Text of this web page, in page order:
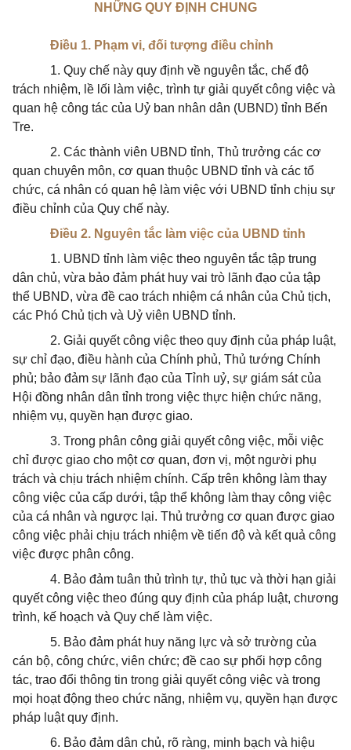
NHỮNG QUY ĐỊNH CHUNG
Điều 1. Phạm vi, đối tượng điều chỉnh
1. Quy chế này quy định về nguyên tắc, chế độ
trách nhiệm, lề lối làm việc, trình tự giải quyết công việc và
quan hệ công tác của Uỷ ban nhân dân (UBND) tỉnh Bến
Tre.
2. Các thành viên UBND tỉnh, Thủ trưởng các cơ
quan chuyên môn, cơ quan thuộc UBND tỉnh và các tổ
chức, cá nhân có quan hệ làm việc với UBND tỉnh chịu sự
điều chỉnh của Quy chế này.
Điều 2. Nguyên tắc làm việc của UBND tỉnh
1. UBND tỉnh làm việc theo nguyên tắc tập trung
dân chủ, vừa bảo đảm phát huy vai trò lãnh đạo của tập
thể UBND, vừa đề cao trách nhiệm cá nhân của Chủ tịch,
các Phó Chủ tịch và Uỷ viên UBND tỉnh.
2. Giải quyết công việc theo quy định của pháp luật,
sự chỉ đạo, điều hành của Chính phủ, Thủ tướng Chính
phủ; bảo đảm sự lãnh đạo của Tỉnh uỷ, sự giám sát của
Hội đồng nhân dân tỉnh trong việc thực hiện chức năng,
nhiệm vụ, quyền hạn được giao.
3. Trong phân công giải quyết công việc, mỗi việc
chỉ được giao cho một cơ quan, đơn vị, một người phụ
trách và chịu trách nhiệm chính. Cấp trên không làm thay
công việc của cấp dưới, tập thể không làm thay công việc
của cá nhân và ngược lại. Thủ trưởng cơ quan được giao
công việc phải chịu trách nhiệm về tiến độ và kết quả công
việc được phân công.
4. Bảo đảm tuân thủ trình tự, thủ tục và thời hạn giải
quyết công việc theo đúng quy định của pháp luật, chương
trình, kế hoạch và Quy chế làm việc.
5. Bảo đảm phát huy năng lực và sở trường của
cán bộ, công chức, viên chức; đề cao sự phối hợp công
tác, trao đổi thông tin trong giải quyết công việc và trong
mọi hoạt động theo chức năng, nhiệm vụ, quyền hạn được
pháp luật quy định.
6. Bảo đảm dân chủ, rõ ràng, minh bạch và hiệu